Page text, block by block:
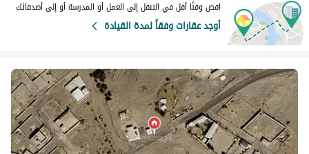
اقض وقتًا أقل في التنقل إلى العمل أو المدرسة أو إلى أصدقائك
أوجد عقارات وفقاً لمدة القيادة